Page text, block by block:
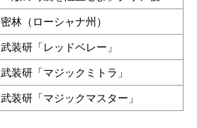
密林（ローシャナ州）
武装研「レッドベレー」
武装研「マジックミトラ」
武装研「マジックマスター」